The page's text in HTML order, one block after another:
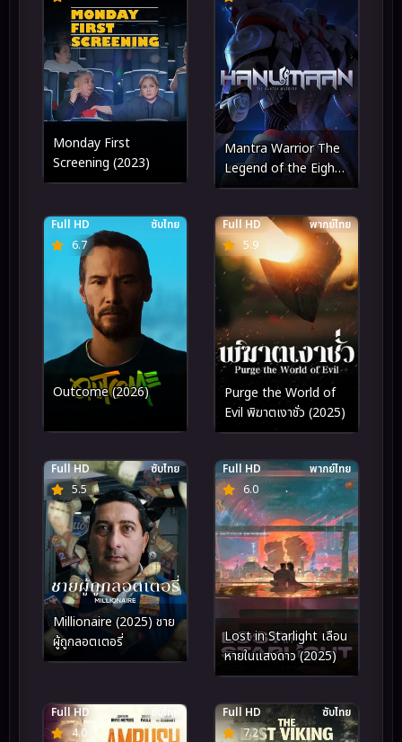
Monday First
Screening (2023)
Mantra Warrior The
Legend of the Eight
Moons นักรบมนตรา
(2024)
6.7
Full HD ซับไทย
Outcome (2026)
5.9
Full HD พากย์ไทย
Purge the World of
Evil พิฆาตเงาชั่ว (2025)
5.5
Full HD ซับไทย
Millionaire (2025) ชาย
ผู้ถูกลอตเตอรี่
6.0
Full HD พากย์ไทย
Lost in Starlight เลือน
หายในแสงดาว (2025)
4.0
Full HD ซับไทย
7.2
Full HD ซับไทย